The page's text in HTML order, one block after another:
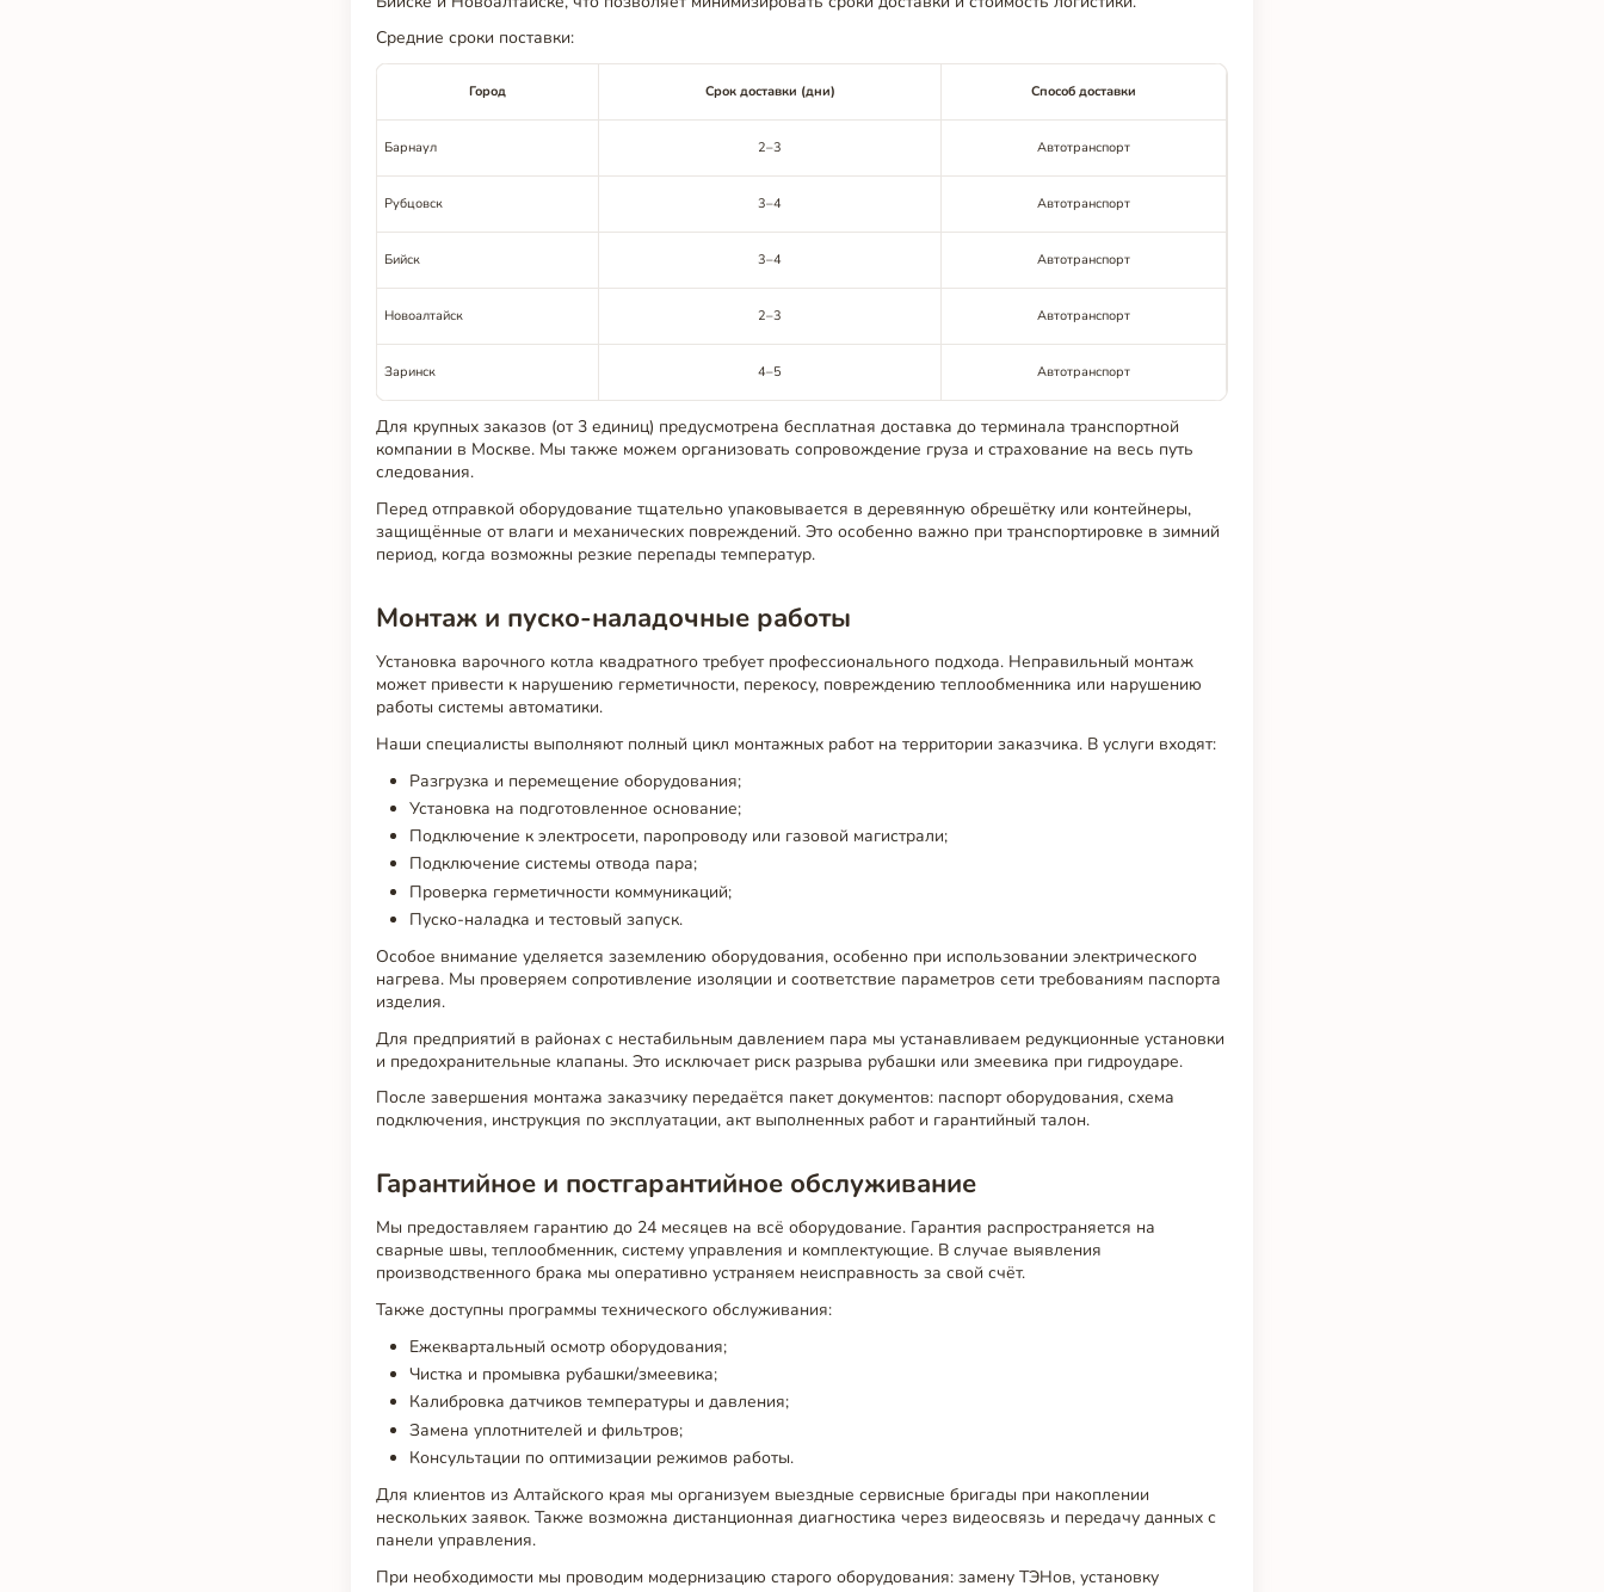
Средние сроки поставки:
Город Срок доставки (дни) Способ доставки
Барнаул 2–3 Автотранспорт
Рубцовск 3–4 Автотранспорт
Бийск 3–4 Автотранспорт
Новоалтайск 2–3 Автотранспорт
Заринск 4–5 Автотранспорт
Для крупных заказов (от 3 единиц) предусмотрена бесплатная доставка до терминала транспортной
компании в Москве. Мы также можем организовать сопровождение груза и страхование на весь путь
следования.
Перед отправкой оборудование тщательно упаковывается в деревянную обрешётку или контейнеры,
защищённые от влаги и механических повреждений. Это особенно важно при транспортировке в зимний
период, когда возможны резкие перепады температур.
Монтаж и пуско-наладочные работы
Установка варочного котла квадратного требует профессионального подхода. Неправильный монтаж
может привести к нарушению герметичности, перекосу, повреждению теплообменника или нарушению
работы системы автоматики.
Наши специалисты выполняют полный цикл монтажных работ на территории заказчика. В услуги входят:
Разгрузка и перемещение оборудования;
Установка на подготовленное основание;
Подключение к электросети, паропроводу или газовой магистрали;
Подключение системы отвода пара;
Проверка герметичности коммуникаций;
Пуско-наладка и тестовый запуск.
Особое внимание уделяется заземлению оборудования, особенно при использовании электрического
нагрева. Мы проверяем сопротивление изоляции и соответствие параметров сети требованиям паспорта
изделия.
Для предприятий в районах с нестабильным давлением пара мы устанавливаем редукционные установки
и предохранительные клапаны. Это исключает риск разрыва рубашки или змеевика при гидроударе.
После завершения монтажа заказчику передаётся пакет документов: паспорт оборудования, схема
подключения, инструкция по эксплуатации, акт выполненных работ и гарантийный талон.
Гарантийное и постгарантийное обслуживание
Мы предоставляем гарантию до 24 месяцев на всё оборудование. Гарантия распространяется на
сварные швы, теплообменник, систему управления и комплектующие. В случае выявления
производственного брака мы оперативно устраняем неисправность за свой счёт.
Также доступны программы технического обслуживания:
Ежеквартальный осмотр оборудования;
Чистка и промывка рубашки/змеевика;
Калибровка датчиков температуры и давления;
Замена уплотнителей и фильтров;
Консультации по оптимизации режимов работы.
Для клиентов из Алтайского края мы организуем выездные сервисные бригады при накоплении
нескольких заявок. Также возможна дистанционная диагностика через видеосвязь и передачу данных с
панели управления.
При необходимости мы проводим модернизацию старого оборудования: замену ТЭНов, установку